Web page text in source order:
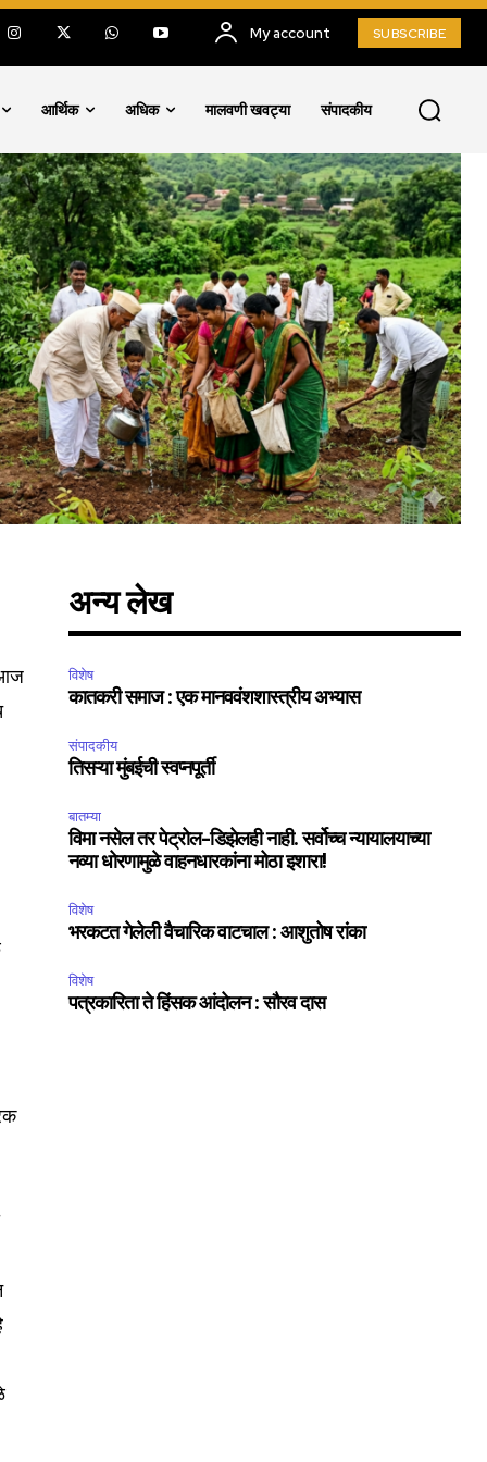
My account SUBSCRIBE
आर्थिक अधिक मालवणी खवट्या संपादकीय
आज
अन्य लेख
विशेष
कातकरी समाज : एक मानववंशशास्त्रीय अभ्यास
संपादकीय
तिसऱ्या मुंबईची स्वप्नपूर्ती
बातम्या
विमा नसेल तर पेट्रोल-डिझेलही नाही. सर्वोच्च न्यायालयाच्या
नव्या धोरणामुळे वाहनधारकांना मोठा इशारा!
विशेष
भरकटत गेलेली वैचारिक वाटचाल : आशुतोष रांका
विशेष
पत्रकारिता ते हिंसक आंदोलन : सौरव दास